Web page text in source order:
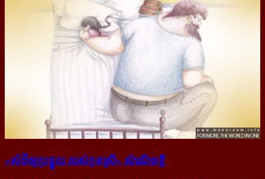
«សំដី​ឲ្យ​ប្រផ្នូល របស់​កូនស្រី» សំណើចខ្លី